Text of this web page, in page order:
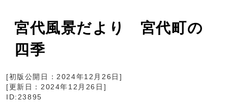
宮代風景だより 宮代町の
四季
[初版公開日：2024年12月26日 ]
[更新日： 2024年12月26日 ]
ID:23895